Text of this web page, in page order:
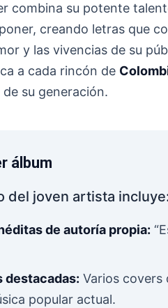
combina su potente
creando letras que
y las vivencias de su
a cada rincón de
su generación.
álbum
del joven artista
de autoría propia:
destacadas: Varios covers
popular actual.